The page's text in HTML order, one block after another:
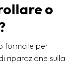
o
formate per
riparazione sulla